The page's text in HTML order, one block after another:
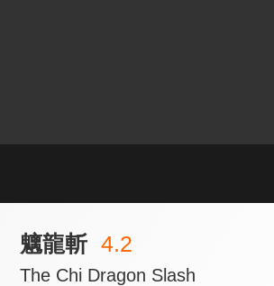
魑龍斬 4.2
The Chi Dragon Slash